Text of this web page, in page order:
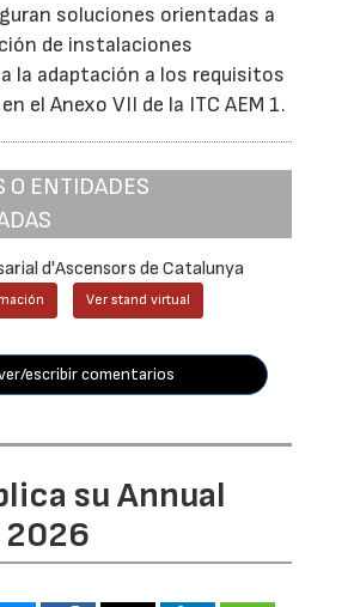
soluciones orientadas a
de instalaciones
la adaptación a los requisitos
el Anexo VII de la ITC AEM 1.
O ENTIDADES
d'Ascensors de Catalunya
Ver stand virtual
escribir comentarios
su Annual